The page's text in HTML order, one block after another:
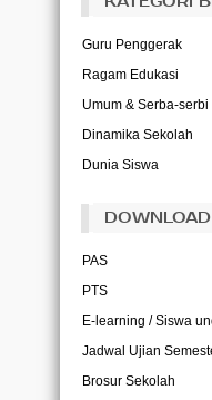
(John Dewey)
(Abu Bakar)
tanpa ilmu
Guru Penggerak
Ragam Edukasi
Umum & Serba-serbi
Dinamika Sekolah
Dunia Siswa
PAS
PTS
E-learning / Siswa
Jadwal Ujian
Brosur Sekolah